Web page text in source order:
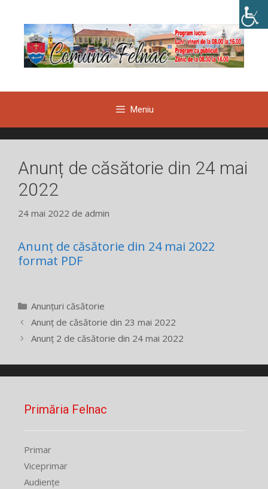
conținut
Meniu
Anunț de căsătorie din 24 mai
2022
24 mai 2022 de admin
Anunț de căsătorie din 24 mai 2022
format PDF
Categorii
Anunțuri căsătorie
Anunț de căsătorie din 23 mai 2022
Anunț 2 de căsătorie din 24 mai 2022
Primăria Felnac
Primar
Viceprimar
Audiențe